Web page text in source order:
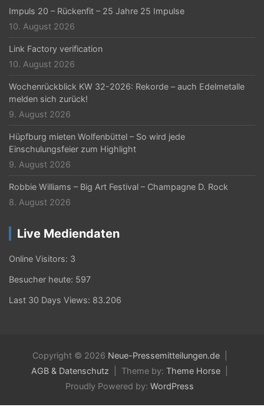
Impuls 20 – Rückenfit – 25 Jahre 25 Impulse
10. August 2026
Link Factory verification
10. August 2026
Wochenrückblick KW 32-2026: Rekorde – auch Edelmetalle
melden sich zurück!
9. August 2026
Hüpfburg mieten Wolfenbüttel – So wird jede
Einschulungsfeier zum Highlight
9. August 2026
Robbie Williams – Big Art Festival – Champagne D. Rock
8. August 2026
Live Mediendaten
Online Visitors: 3
Besucher heute: 597
Last 30 Days Views: 83.206
Copyright © 2026 Neue-Pressemitteilungen.de
AGB & Datenschutz
Theme by: Theme Horse
Proudly Powered by: WordPress